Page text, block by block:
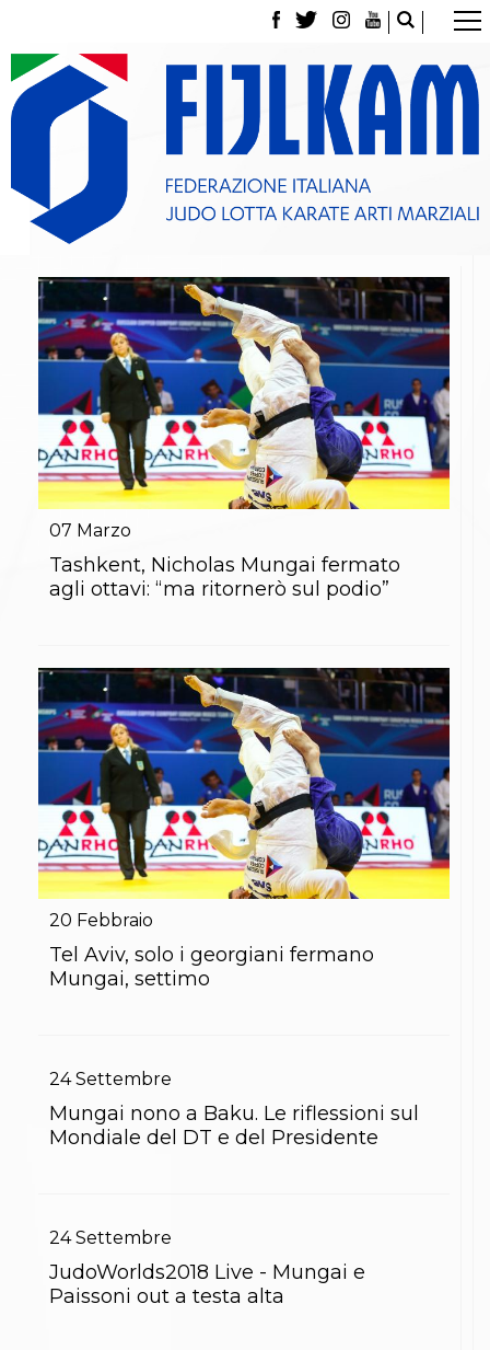
La Federazione
Tesseramento
Contatti
Norme e modulistica Affiliazioni e Tesseramenti
Classifica Società Sportive con più di 100 atleti
tesserati
Gare e Risultati
Archivio eventi
Dove siamo
Media
Partners
Trasparenza
Judo
La disciplina
News
Attività Didattica
Gare e Risultati
Albi Federali
Lotta
La disciplina
News
Albi Federali
Karate
La disciplina
News
Gare e Risultati
Attività Didattica
Albi Federali
Arti marziali
Aikido
Ju Jitsu
Sumo
BJJ
Pancrazio/Pankration
News
Merchandising
Mappa del sito
Newsletter
Catalogo formativo
Webinar
07 Marzo
Tashkent, Nicholas Mungai fermato
agli ottavi: “ma ritornerò sul podio”
20 Febbraio
Tel Aviv, solo i georgiani fermano
Mungai, settimo
24 Settembre
Mungai nono a Baku. Le riflessioni sul
Mondiale del DT e del Presidente
24 Settembre
JudoWorlds2018 Live - Mungai e
Paissoni out a testa alta